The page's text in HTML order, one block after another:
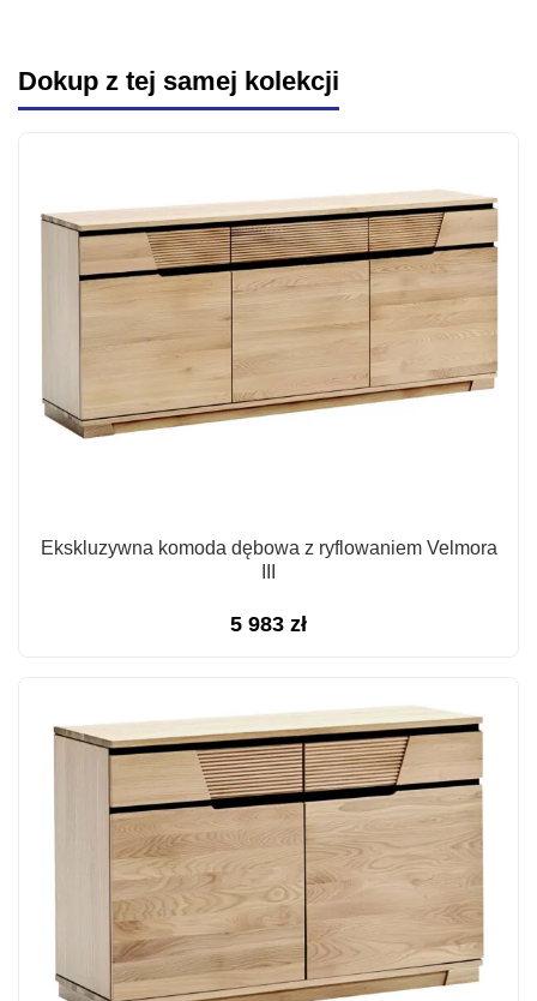
Dokup z tej samej kolekcji
Ekskluzywna komoda dębowa z ryflowaniem Velmora
5 983 zł